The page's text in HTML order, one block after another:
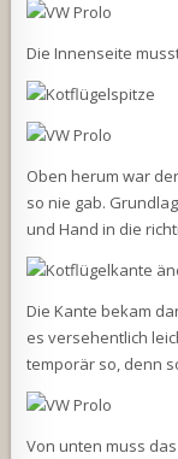
Die Innenseite
Oben herum war
so nie gab.
und Hand in die
Die Kante bekam
es versehentlich
temporär so, denn
Von unten muss